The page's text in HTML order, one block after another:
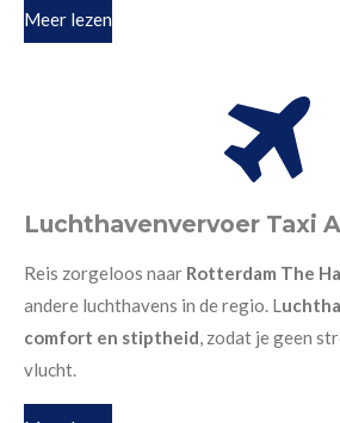
Meer lezen
Luchthavenvervoer Taxi
Reis zorgeloos naar Rotterdam The
andere luchthavens in de regio. L
comfort en stiptheid, zodat je geen
vlucht.